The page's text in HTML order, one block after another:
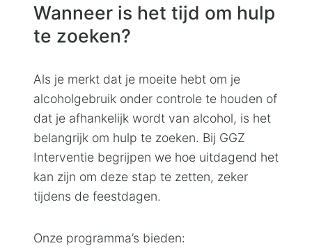
Wanneer is het tijd om hulp
te zoeken?
Als je merkt dat je moeite hebt om je
alcoholgebruik onder controle te houden of
dat je afhankelijk wordt van alcohol, is het
belangrijk om hulp te zoeken. Bij GGZ
Interventie begrijpen we hoe uitdagend het
kan zijn om deze stap te zetten, zeker
tijdens de feestdagen.
Onze programma’s bieden: